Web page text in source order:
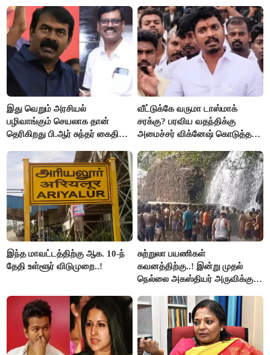
இது வெறும் அரசியல்
பழிவாங்கும் செயலாக தான்
தெரிகிறது பி.ஆர் சுந்தர் கைதிற்கு
வீட்டுக்கே வருமா டாஸ்மாக்
சரக்கு? பரவிய வதந்திக்கு
அமைச்சர் விக்னேஷ் கொடுத்த
இந்த மாவட்டத்திற்கு ஆக. 10-ந்
தேதி உள்ளூர் விடுமுறை..!
சுற்றுலா பயணிகள்
கவனத்திற்கு..! இன்று முதல்
நெல்லை அகஸ்தியர் அருவிக்கு